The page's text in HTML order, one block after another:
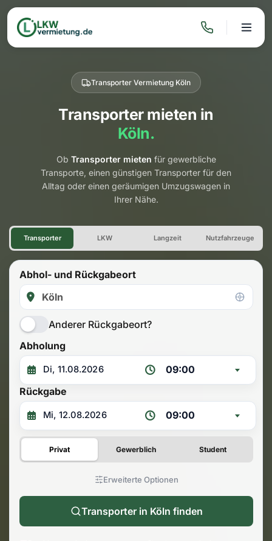
Transporter Vermietung Köln
Transporter mieten in
Köln.
Ob Transporter mieten für gewerbliche
Transporte, einen günstigen Transporter für den
Alltag oder einen geräumigen Umzugswagen in
Ihrer Nähe.
Transporter Vermietung Köln
Transporter LKW Langzeit Nutzfahrzeuge
Abhol- und Rückgabeort
Anderer Rückgabeort?
Abholung
09:00
Rückgabe
09:00
Privat Gewerblich Student
Erweiterte Optionen
Transporter in Köln finden